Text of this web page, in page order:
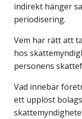
indirekt hänger
periodisering.
Vem har rätt att
hos
personens
Vad innebär
ett upplöst